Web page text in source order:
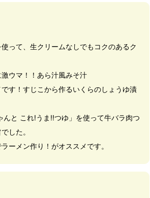
って、生クリームなしでもコクのあるク
ウマ！！あら汁風みそ汁
す！すじこから作るいくらのしょうゆ漬
んと これ!うま!!つゆ」を使って牛バラ肉つ
した。
ーメン作り！がオススメです。